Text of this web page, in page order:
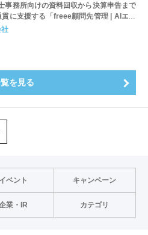
事務所向けの資料回収から決算申告まで
貫に支援する「freee顧問先管理 | AIエー
「freee Agent Hub」をfAD2026にて公
社
を見る
イベント キャンペーン
業・IR カテゴリ